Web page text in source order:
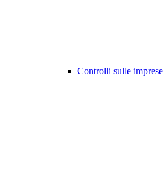
Controlli sulle imprese